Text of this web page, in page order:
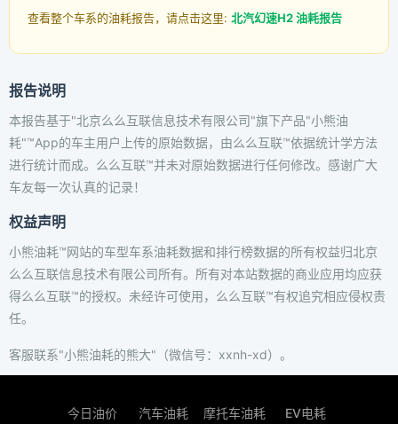
查看整个车系的油耗报告，请点击这里: 北汽幻速H2 油耗报告
报告说明
本报告基于"北京么么互联信息技术有限公司"旗下产品"小熊油
耗"™App的车主用户上传的原始数据，由么么互联™依据统计学方法
进行统计而成。么么互联™并未对原始数据进行任何修改。感谢广大
车友每一次认真的记录！
权益声明
小熊油耗™网站的车型车系油耗数据和排行榜数据的所有权益归北京
么么互联信息技术有限公司所有。所有对本站数据的商业应用均应获
得么么互联™的授权。未经许可使用，么么互联™有权追究相应侵权责
任。
客服联系"小熊油耗的熊大"（微信号：xxnh-xd）。
今日油价 汽车油耗 摩托车油耗 EV电耗